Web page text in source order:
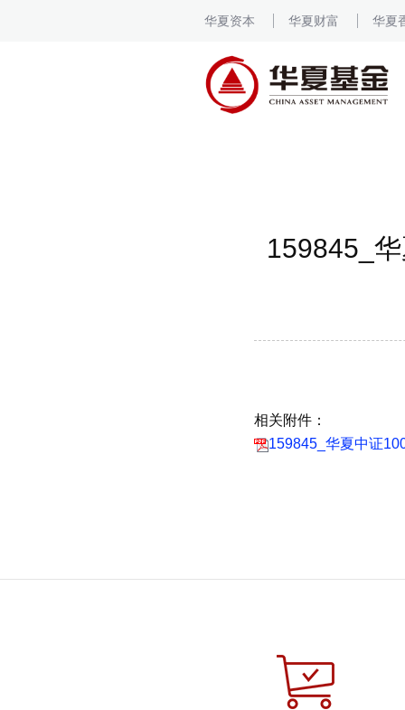
华夏资本 华夏财富 华夏
159845_
相关附件：
159845_华夏中证